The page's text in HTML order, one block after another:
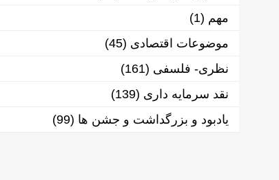
مهم (1)
موضوعات اقتصادی (45)
نظری- فلسفی (161)
نقد سرمایه داری (139)
یادبود و بزرگداشت و جشن ها (99)